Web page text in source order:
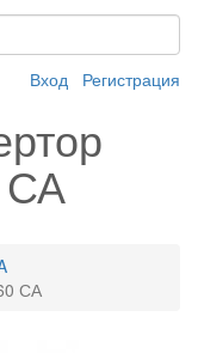
Вход Регистрация
СА
СА